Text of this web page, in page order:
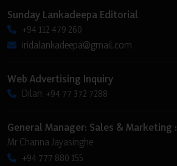
Sunday Lankadeepa Editorial
+94 112 479 260
iridalankadeepa@gmail.com
Web Advertising Inquiry
Dilan: +94 77 372 7288
General Manager: Sales & Marketing :
Mr Channa Jayasinghe
+94 777 880 155